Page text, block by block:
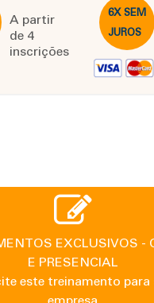
A partir
de 4
inscrições
6X SEM
JUROS
EXCLUSIVOS -
E PRESENCIAL
este treinamento para
empresa